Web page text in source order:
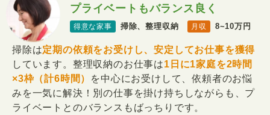
プライベートもバランス良く
得意な家事 掃除、整理収納 月収 8~10万円
掃除は定期の依頼をお受けし、安定してお仕事を獲得
しています。整理収納のお仕事は1日に1家庭を2時間
×3枠（計6時間）
を中心にお受けして、依頼者のお悩
みを一気に解決！別の仕事を掛け持ちしながらも、プ
ライベートとのバランスもばっちりです。